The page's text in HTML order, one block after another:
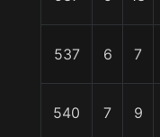
537 6 7
540 7 9